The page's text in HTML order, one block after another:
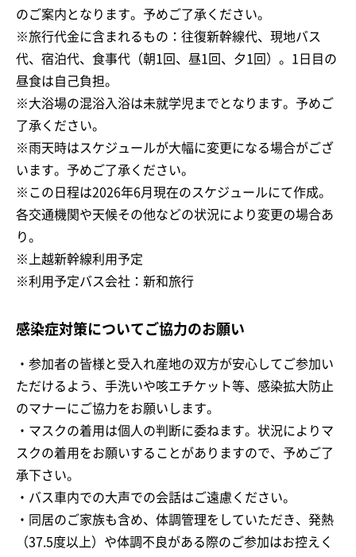
のご案内となります。予めご了承ください。
※旅行代金に含まれるもの：往復新幹線代、現地バス
代、宿泊代、食事代（朝1回、昼1回、夕1回）。1日目の
昼食は自己負担。
※大浴場の混浴入浴は未就学児までとなります。予めご
了承ください。
※雨天時はスケジュールが大幅に変更になる場合がござ
います。予めご了承ください。
※この日程は2026年6月現在のスケジュールにて作成。
各交通機関や天候その他などの状況により変更の場合あ
り。
※上越新幹線利用予定
※利用予定バス会社：新和旅行
感染症対策についてご協力のお願い
・参加者の皆様と受入れ産地の双方が安心してご参加い
ただけるよう、手洗いや咳エチケット等、感染拡大防止
のマナーにご協力をお願いします。
・マスクの着用は個人の判断に委ねます。状況によりマ
スクの着用をお願いすることがありますので、予めご了
承下さい。
・バス車内での大声での会話はご遠慮ください。
・同居のご家族も含め、体調管理をしていただき、発熱
（37.5度以上）や体調不良がある際のご参加はお控えく